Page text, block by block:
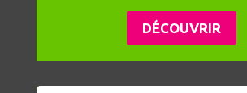
DÉCOUVRIR